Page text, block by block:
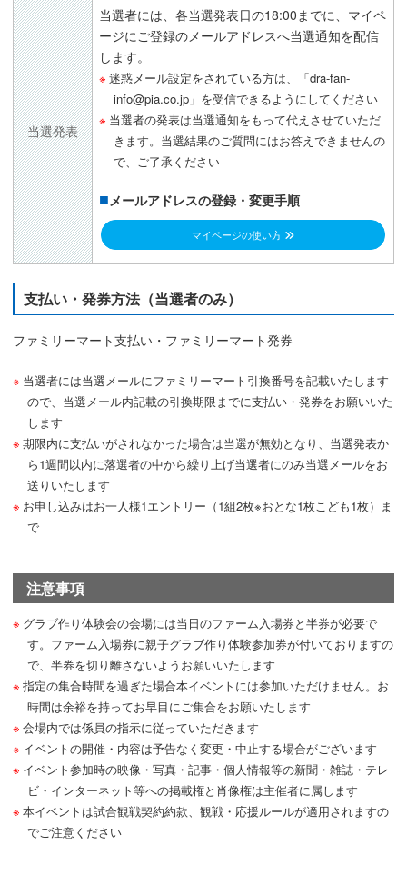
当選発表
当選者には、各当選発表日の18:00までに、マイペ
ージにご登録のメールアドレスへ当選通知を配信
します。
迷惑メール設定をされている方は、「dra-fan-
info@pia.co.jp」を受信できるようにしてください
当選者の発表は当選通知をもって代えさせていただ
きます。当選結果のご質問にはお答えできませんの
で、ご了承ください
メールアドレスの登録・変更手順
マイページの使い方
支払い・発券方法（当選者のみ）
ファミリーマート支払い・ファミリーマート発券
当選者には当選メールにファミリーマート引換番号を記載いたします
ので、当選メール内記載の引換期限までに支払い・発券をお願いいた
します
期限内に支払いがされなかった場合は当選が無効となり、当選発表か
ら1週間以内に落選者の中から繰り上げ当選者にのみ当選メールをお
送りいたします
お申し込みはお一人様1エントリー（1組2枚※おとな1枚こども1枚）ま
で
注意事項
グラブ作り体験会の会場には当日のファーム入場券と半券が必要で
す。ファーム入場券に親子グラブ作り体験参加券が付いておりますの
で、半券を切り離さないようお願いいたします
指定の集合時間を過ぎた場合本イベントには参加いただけません。お
時間は余裕を持ってお早目にご集合をお願いたします
会場内では係員の指示に従っていただきます
イベントの開催・内容は予告なく変更・中止する場合がございます
イベント参加時の映像・写真・記事・個人情報等の新聞・雑誌・テレ
ビ・インターネット等への掲載権と肖像権は主催者に属します
本イベントは試合観戦契約約款、観戦・応援ルールが適用されますの
でご注意ください